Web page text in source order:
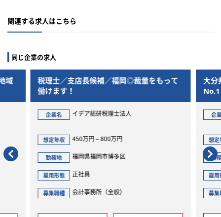
関連する求人はこちら
同じ企業の求人
域
税理士／支店長候補／福岡◎裁量をもって
働けます！
企業名 イデア総研税理士法人
想定年収 450万円～800万円
勤務地 福岡県福岡市博多区
雇用形態 正社員
募集職種 会計事務所（全般）
大分
企
想定
勤
雇用
募集